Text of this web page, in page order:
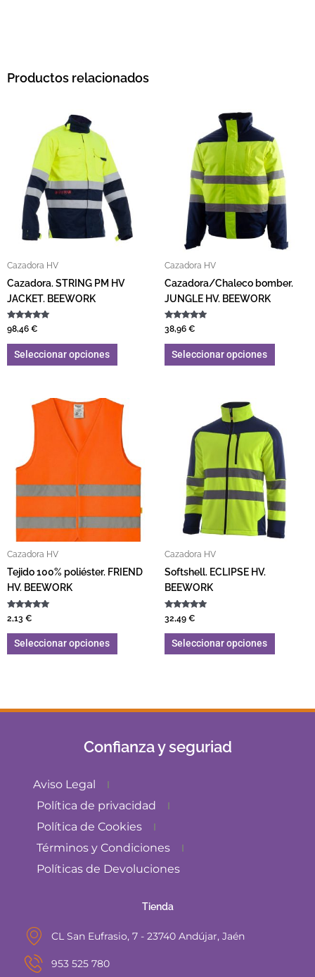
Productos relacionados
Cazadora HV
Cazadora. STRING PM HV
JACKET. BEEWORK
Valorado con
5.00
de 5
98,46 €
Seleccionar opciones
Este producto tiene múltiples variantes.
Cazadora HV
Cazadora/Chaleco bomber.
JUNGLE HV. BEEWORK
Valorado con
5.00
de 5
38,96 €
Seleccionar opciones
Cazadora HV
Tejido 100% poliéster. FRIEND
HV. BEEWORK
Valorado con
5.00
de 5
2,13 €
Seleccionar opciones
Este producto tiene múltiples variantes.
Cazadora HV
Softshell. ECLIPSE HV.
BEEWORK
Valorado con
5.00
de 5
32,49 €
Seleccionar opciones
Confianza y seguriad
Aviso Legal
Política de privacidad
Política de Cookies
Términos y Condiciones
Políticas de Devoluciones
Tienda
CL San Eufrasio, 7 - 23740 Andújar, Jaén
953 525 780